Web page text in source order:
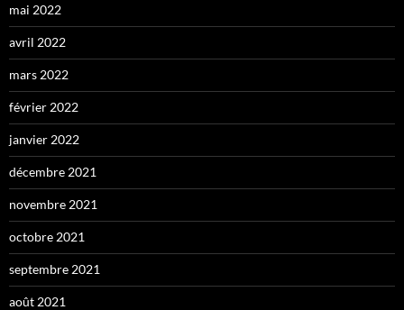
mai 2022
avril 2022
mars 2022
février 2022
janvier 2022
décembre 2021
novembre 2021
octobre 2021
septembre 2021
août 2021